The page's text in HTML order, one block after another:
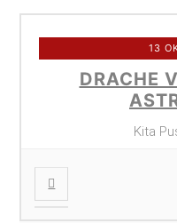
13
DRACHE
Kita